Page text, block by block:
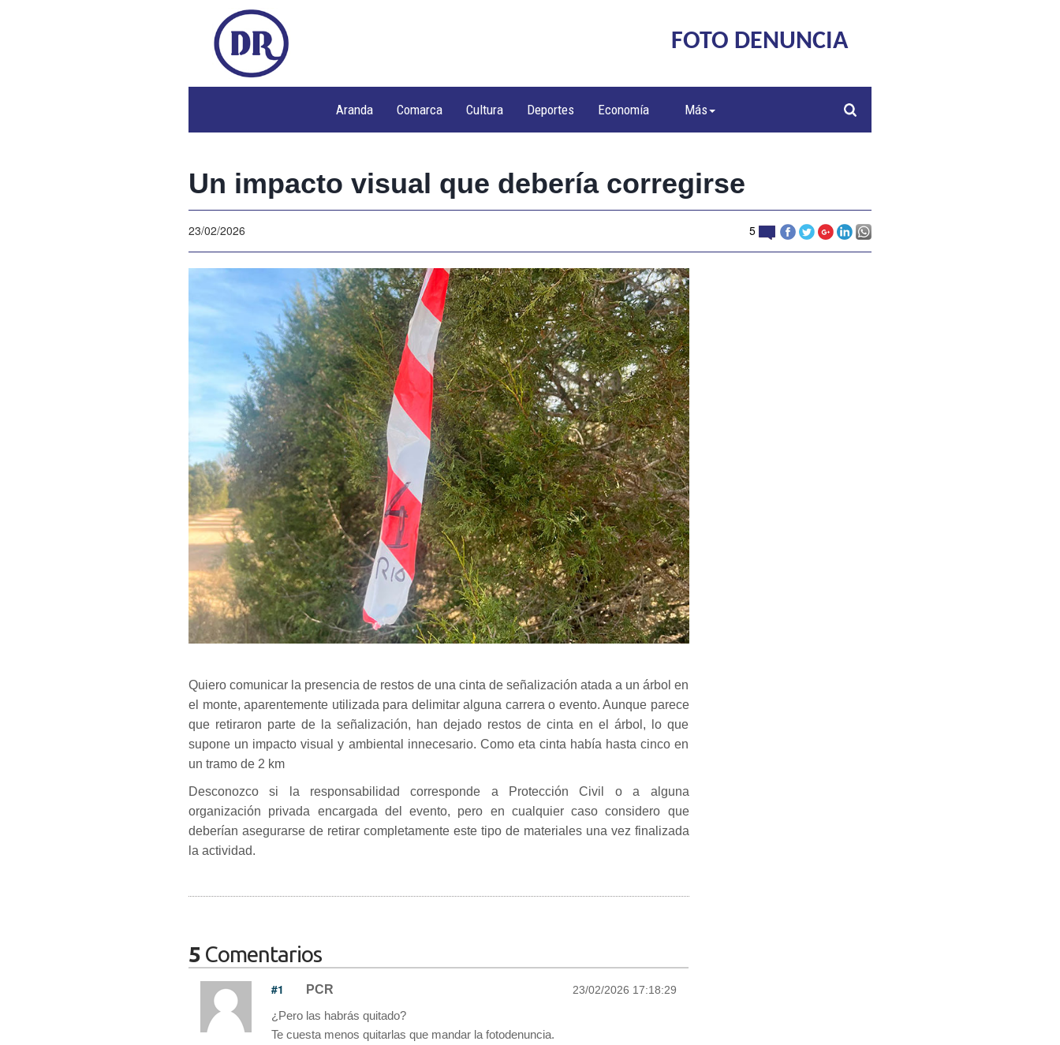
FOTO DENUNCIA
Aranda Comarca Cultura Deportes Economía Más
Un impacto visual que debería corregirse
23/02/2026 5
Quiero comunicar la presencia de restos de una cinta de señalización atada a un árbol en
el monte, aparentemente utilizada para delimitar alguna carrera o evento. Aunque parece
que retiraron parte de la señalización, han dejado restos de cinta en el árbol, lo que
supone un impacto visual y ambiental innecesario. Como eta cinta había hasta cinco en
un tramo de 2 km
Desconozco si la responsabilidad corresponde a Protección Civil o a alguna
organización privada encargada del evento, pero en cualquier caso considero que
deberían asegurarse de retirar completamente este tipo de materiales una vez finalizada
la actividad.
5 Comentarios
#1 PCR 23/02/2026 17:18:29
¿Pero las habrás quitado?
Te cuesta menos quitarlas que mandar la fotodenuncia.